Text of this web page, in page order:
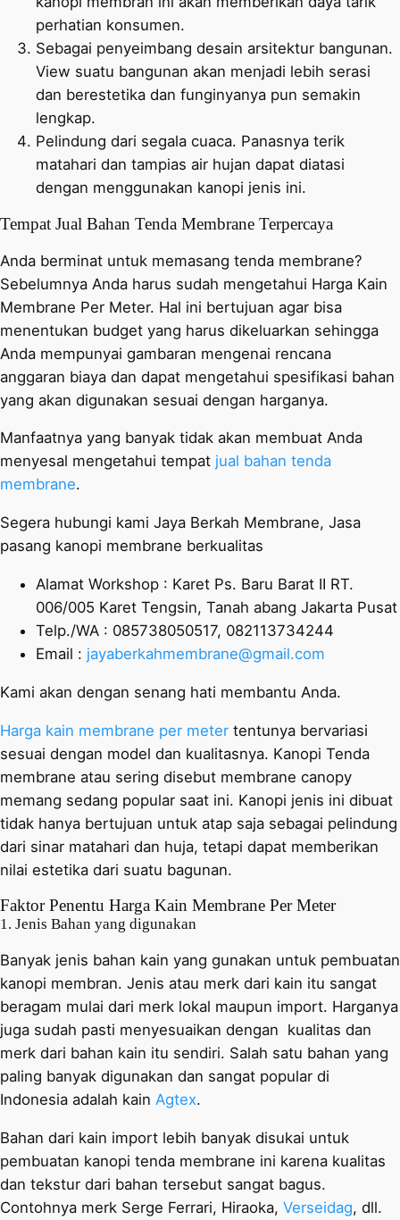
perhatian konsumen.
Sebagai penyeimbang desain arsitektur bangunan.
View suatu bangunan akan menjadi lebih serasi
dan berestetika dan funginyanya pun semakin
lengkap.
Pelindung dari segala cuaca. Panasnya terik
matahari dan tampias air hujan dapat diatasi
dengan menggunakan kanopi jenis ini.
Tempat Jual Bahan Tenda Membrane Terpercaya
Anda berminat untuk memasang tenda membrane?
Sebelumnya Anda harus sudah mengetahui Harga Kain
Membrane Per Meter. Hal ini bertujuan agar bisa
menentukan budget yang harus dikeluarkan sehingga
Anda mempunyai gambaran mengenai rencana
anggaran biaya dan dapat mengetahui spesifikasi bahan
yang akan digunakan sesuai dengan harganya.
Manfaatnya yang banyak tidak akan membuat Anda
menyesal mengetahui tempat jual bahan tenda
membrane.
Segera hubungi kami Jaya Berkah Membrane, Jasa
pasang kanopi membrane berkualitas
Alamat Workshop : Karet Ps. Baru Barat II RT.
006/005 Karet Tengsin, Tanah abang Jakarta Pusat
Telp./WA : 085738050517, 082113734244
Email : jayaberkahmembrane@gmail.com
Kami akan dengan senang hati membantu Anda.
Harga kain membrane per meter tentunya bervariasi
sesuai dengan model dan kualitasnya. Kanopi Tenda
membrane atau sering disebut membrane canopy
memang sedang popular saat ini. Kanopi jenis ini dibuat
tidak hanya bertujuan untuk atap saja sebagai pelindung
dari sinar matahari dan huja, tetapi dapat memberikan
nilai estetika dari suatu bagunan.
Faktor Penentu Harga Kain Membrane Per Meter
1. Jenis Bahan yang digunakan
Banyak jenis bahan kain yang gunakan untuk pembuatan
kanopi membran. Jenis atau merk dari kain itu sangat
beragam mulai dari merk lokal maupun import. Harganya
juga sudah pasti menyesuaikan dengan kualitas dan
merk dari bahan kain itu sendiri. Salah satu bahan yang
paling banyak digunakan dan sangat popular di
Indonesia adalah kain Agtex.
Bahan dari kain import lebih banyak disukai untuk
pembuatan kanopi tenda membrane ini karena kualitas
dan tekstur dari bahan tersebut sangat bagus.
Contohnya merk Serge Ferrari, Hiraoka, Verseidag, dll.